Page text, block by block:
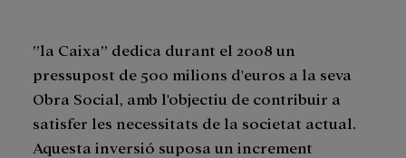
”la Caixa” dedica durant el 2008 un
pressupost de 500 milions d'euros a la seva
Obra Social, amb l'objectiu de contribuir a
satisfer les necessitats de la societat actual.
Aquesta inversió suposa un increment